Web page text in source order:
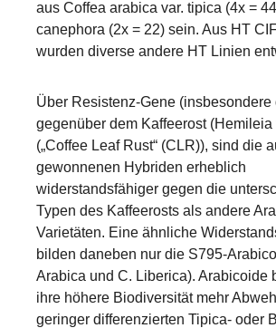
aus Coffea arabica var. tipica (4x =
canephora (2x = 22) sein. Aus HT
wurden diverse andere HT Linien
Über Resistenz-Gene (insbesondere
gegenüber dem Kaffeerost (Hemileia
(„Coffee Leaf Rust“ (CLR)), sind die
gewonnenen Hybriden erheblich
widerstandsfähiger gegen die
Typen des Kaffeerosts als andere
Varietäten. Eine ähnliche
bilden daneben nur die S795-
Arabica und C. Liberica). Arabicoide
ihre höhere Biodiversität mehr
geringer differenzierten Tipica- oder